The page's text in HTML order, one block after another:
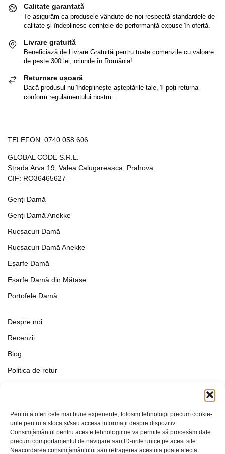
Pentru a oferi cele mai bune experiențe, folosim tehnologii precum cookie-
urile pentru a stoca și/sau accesa informații despre dispozitiv.
Consimțământul pentru aceste tehnologii ne va permite să procesăm date
precum comportamentul de navigare sau ID-urile unice pe acest site.
Neacordarea consimțământului sau retragerea acestuia poate afecta
Calitate garantată
Te asigurăm ca produsele vândute de noi respectă standardele de
calitate și îndeplinesc cerințele de performanță expuse în ofertă.
Livrare gratuită
Beneficiază de Livrare Gratuită pentru toate comenzile cu valoare
de peste 300 lei, oriunde în România!
Returnare ușoară
Dacă produsul nu îndeplinește așteptările tale, îl poți returna
conform regulamentului nostru.
TELEFON: 0740.058.606
GLOBAL CODE S.R.L.
Strada Arva 19, Valea Calugareasca, Prahova
CIF: RO36465627
Genți Damă
Genți Damă Anekke
Rucsacuri Damă
Rucsacuri Damă Anekke
Eșarfe Damă
Eșarfe Damă din Mătase
Portofele Damă
Despre noi
Recenzii
Blog
Politica de retur
Politica de Confidențialitate
Politica de cookies
Setări Cookie-uri